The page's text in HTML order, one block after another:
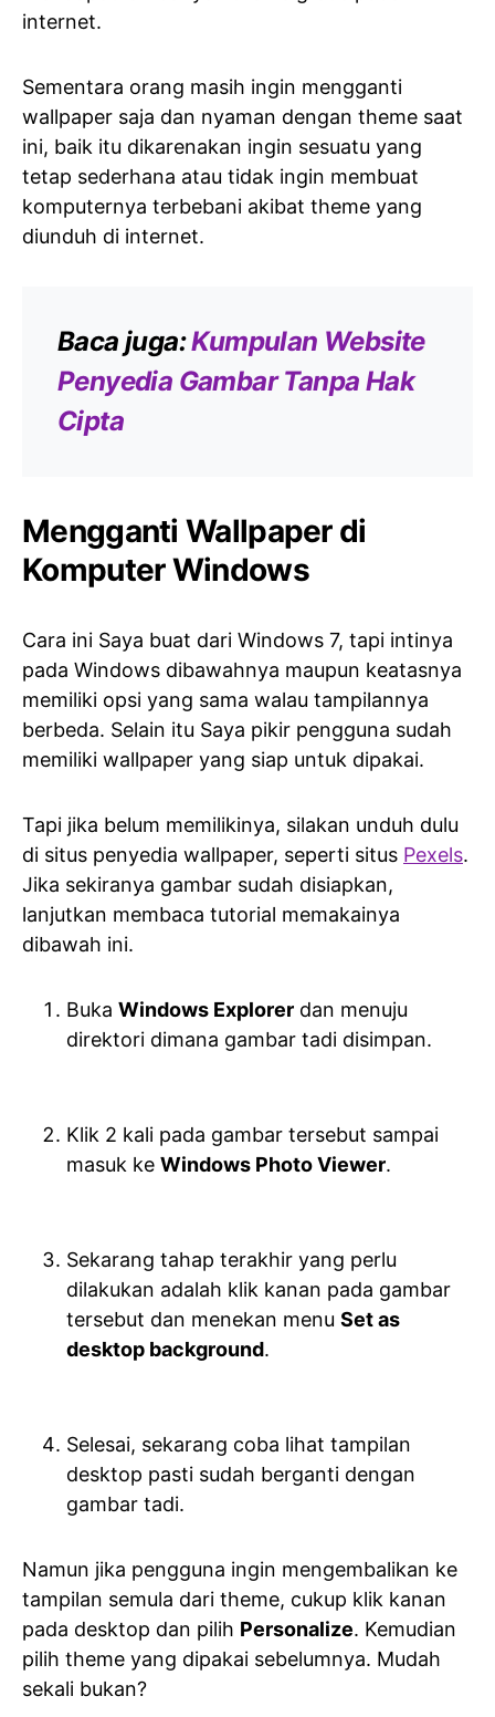
internet.
Sementara orang masih ingin mengganti
wallpaper saja dan nyaman dengan theme saat
ini, baik itu dikarenakan ingin sesuatu yang
tetap sederhana atau tidak ingin membuat
komputernya terbebani akibat theme yang
diunduh di internet.
Baca juga:Kumpulan Website
Penyedia Gambar Tanpa Hak
Cipta
Mengganti Wallpaper di
Komputer Windows
Cara ini Saya buat dari Windows 7, tapi intinya
pada Windows dibawahnya maupun keatasnya
memiliki opsi yang sama walau tampilannya
berbeda. Selain itu Saya pikir pengguna sudah
memiliki wallpaper yang siap untuk dipakai.
Tapi jika belum memilikinya, silakan unduh dulu
di situs penyedia wallpaper, seperti situs Pexels.
Jika sekiranya gambar sudah disiapkan,
lanjutkan membaca tutorial memakainya
dibawah ini.
Buka Windows Explorer dan menuju
direktori dimana gambar tadi disimpan.
Klik 2 kali pada gambar tersebut sampai
masuk ke Windows Photo Viewer.
Sekarang tahap terakhir yang perlu
dilakukan adalah klik kanan pada gambar
tersebut dan menekan menu Set as
desktop background.
Selesai, sekarang coba lihat tampilan
desktop pasti sudah berganti dengan
gambar tadi.
Namun jika pengguna ingin mengembalikan ke
tampilan semula dari theme, cukup klik kanan
pada desktop dan pilih Personalize. Kemudian
pilih theme yang dipakai sebelumnya. Mudah
sekali bukan?